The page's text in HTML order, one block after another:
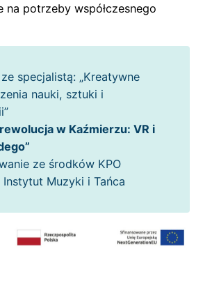
na potrzeby współczesnego
specjalistą: „Kreatywne
nauki, sztuki i
w Kaźmierzu: VR i
ze środków KPO
Muzyki i Tańca